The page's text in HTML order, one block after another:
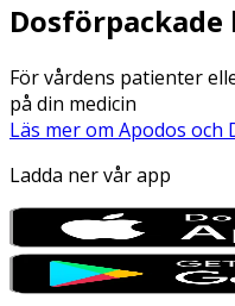
Dosförpackade
För vårdens patienter
på din medicin
Läs mer om Apodos och
Ladda ner vår app